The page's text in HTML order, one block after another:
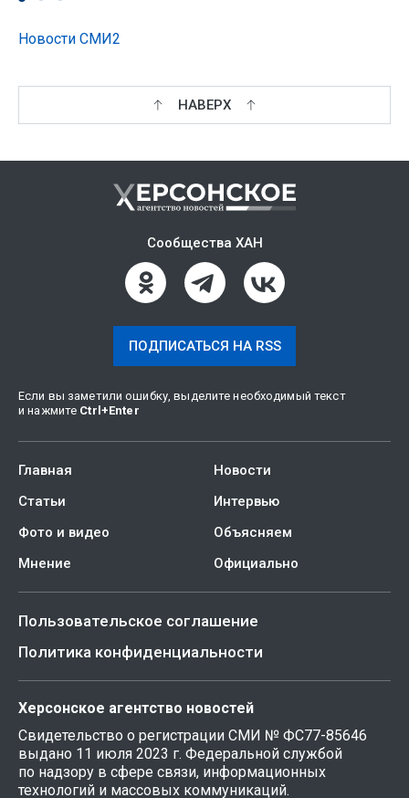
Новости СМИ2
НАВЕРХ
Сообщества ХАН
ПОДПИСАТЬСЯ НА RSS
Если вы заметили ошибку, выделите необходимый текст
и нажмите Ctrl +Enter
Главная
Новости
Статьи
Интервью
Фото и видео
Объясняем
Мнение
Официально
Пользовательское соглашение
Политика конфиденциальности
Херсонское агентство новостей
Свидетельство о регистрации СМИ № ФС77-85646
выдано 11 июля 2023 г. Федеральной службой
по надзору в сфере связи, информационных
технологий и массовых коммуникаций.